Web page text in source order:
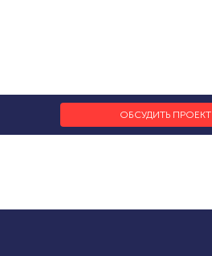
ОБСУДИТЬ ПРОЕКТ